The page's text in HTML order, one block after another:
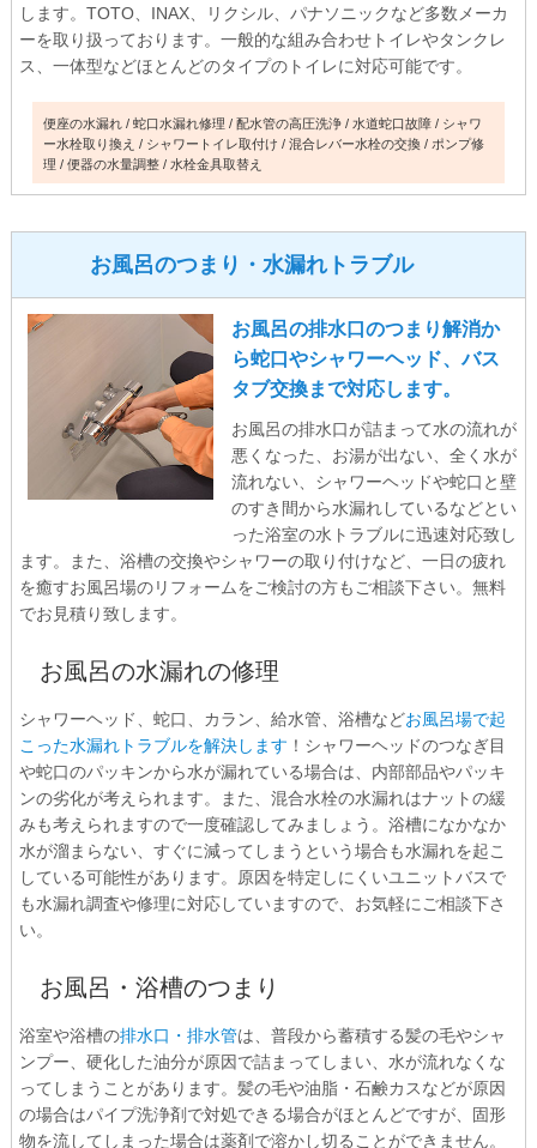
します。TOTO、INAX、リクシル、パナソニックなど多数メーカ
ーを取り扱っております。一般的な組み合わせトイレやタンクレ
ス、一体型などほとんどのタイプのトイレに対応可能です。
便座の水漏れ 蛇口水漏れ修理 配水管の高圧洗浄 水道蛇口故障
シャワ
ー水栓取り換え
シャワートイレ取付け 混合レバー水栓の交換
ポンプ修
理
便器の水量調整 水栓金具取替え
お風呂のつまり・水漏れトラブル
お風呂の排水口のつまり解消か
ら蛇口やシャワーヘッド、バス
タブ交換まで対応します。
お風呂の排水口が詰まって水の流れが
悪くなった、お湯が出ない、全く水が
流れない、シャワーヘッドや蛇口と壁
のすき間から水漏れしているなどとい
った浴室の水トラブルに迅速対応致し
ます。また、浴槽の交換やシャワーの取り付けなど、一日の疲れ
を癒すお風呂場のリフォームをご検討の方もご相談下さい。無料
でお見積り致します。
お風呂の水漏れの修理
シャワーヘッド、蛇口、カラン、給水管、浴槽などお風呂場で起
こった水漏れトラブルを解決します ！シャワーヘッドのつなぎ目
や蛇口のパッキンから水が漏れている場合は、内部部品やパッキ
ンの劣化が考えられます。また、混合水栓の水漏れはナットの緩
みも考えられますので一度確認してみましょう。浴槽になかなか
水が溜まらない、すぐに減ってしまうという場合も水漏れを起こ
している可能性があります。原因を特定しにくいユニットバスで
も水漏れ調査や修理に対応していますので、お気軽にご相談下さ
い。
お風呂・浴槽のつまり
浴室や浴槽の排水口・排水管は、普段から蓄積する髪の毛やシャ
ンプー、硬化した油分が原因で詰まってしまい、水が流れなくな
ってしまうことがあります。髪の毛や油脂・石鹸カスなどが原因
の場合はパイプ洗浄剤で対処できる場合がほとんどですが、固形
物を流してしまった場合は薬剤で溶かし切ることができません。